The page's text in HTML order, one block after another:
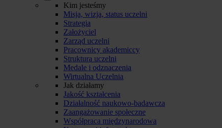
Kim jesteśmy
Misja, wizja, status uczelni
Strategia
Założyciel
Zarząd uczelni
Pracownicy akademiccy
Struktura uczelni
Medale i odznaczenia
Wirtualna Uczelnia
Jak działamy
Jakość kształcenia
Działalność naukowo-badawcza
Zaangażowanie społeczne
Współpraca międzynarodowa